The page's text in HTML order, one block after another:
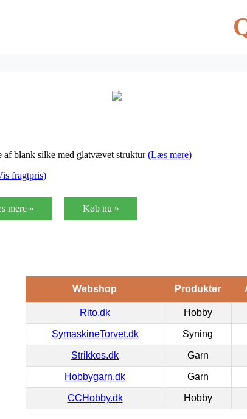
blank silke med glatvævet struktur(Læs mere)
fragtpris)
mere » Køb nu »
Webshop Produkter
Rito.dk Hobby
SymaskineTorvet.dk Syning
Strikkes.dk Garn
Hobbygarn.dk Garn
CCHobby.dk Hobby